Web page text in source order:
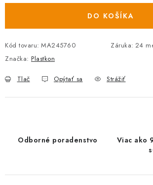
DO KOŠÍKA
Kód tovaru: MA245760 Záruka: 24
Značka: Plastkon
Tlač Opýtať sa Strážiť
Odborné poradenstvo
Viac ako